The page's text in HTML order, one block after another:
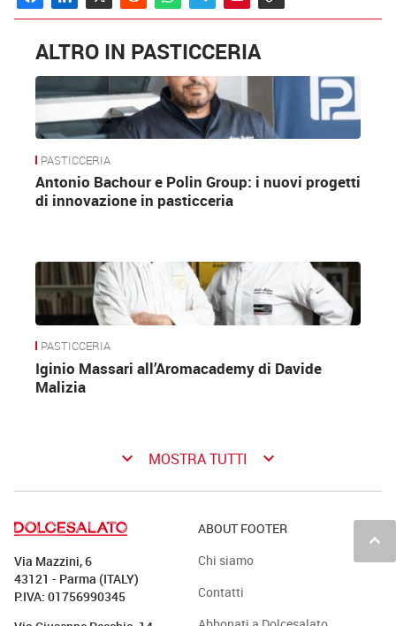
ALTRO IN PASTICCERIA
PASTICCERIA
Antonio Bachour e Polin Group: i nuovi progetti
di innovazione in pasticceria
PASTICCERIA
Iginio Massari all’Aromacademy di Davide
Malizia
keyboard_arrow_down MOSTRA TUTTI keyboard_arrow_down
keyboard_arrow_up
Via Mazzini, 6
43121 - Parma (ITALY)
P.IVA: 01756990345
ABOUT FOOTER
Chi siamo
Contatti